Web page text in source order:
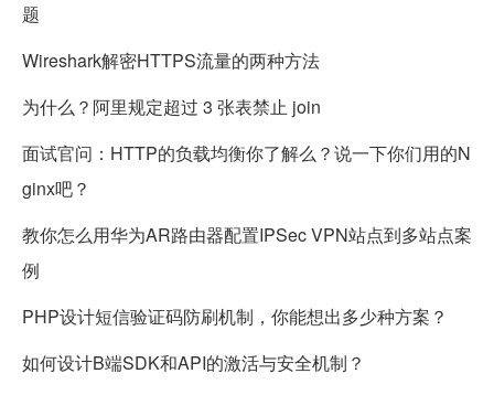
题
Wireshark解密HTTPS流量的两种方法
为什么？阿里规定超过 3 张表禁止 join
面试官问：HTTP的负载均衡你了解么？说一下你们用的N
ginx吧？
教你怎么用华为AR路由器配置IPSec VPN站点到多站点案
例
PHP设计短信验证码防刷机制，你能想出多少种方案？
如何设计B端SDK和API的激活与安全机制？